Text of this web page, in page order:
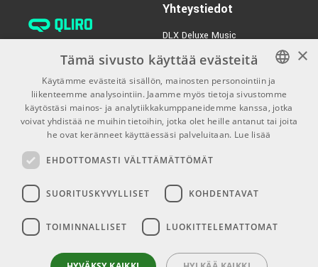
Reno RU150-PNK
Yhteystiedot
DLX Deluxe Music
verkkokaupan asiakaspalvelu:
tilaus@dlxmusic.fi
Puh: 0207 282240 (arkisin klo
13-17)
Puh: 0207 282250 (myymälä)
00580 Helsinki
Y-tunnus: 1983522-7
La 10-15
FINNISH
FINNISH
×
Tämä sivusto käyttää evästeitä
Käytämme evästeitä sisällön, mainosten personointiin ja
liikenteemme analysointiin. Jaamme myös tietoja sivustomme
käytöstäsi mainos- ja analytiikkakumppaneidemme kanssa, jotka
voivat yhdistää ne muihin tietoihin, jotka olet heille antanut tai joita
he ovat keränneet käyttäessäsi palveluitaan. Lue lisää
EHDOTTOMASTI VÄLTTÄMÄTTÖMÄT
SUORITUSKYVYLLISET KOHDENTAVAT
TOIMINNALLISET LUOKITTELEMATTOMAT